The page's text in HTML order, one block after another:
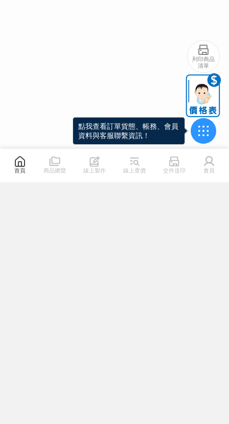
點我查看訂單貨態、帳務、會員
資料與客服聯繫資訊！
列印商品
清單
首頁 商品總覽 線上製作 線上查價 交件送印 會員